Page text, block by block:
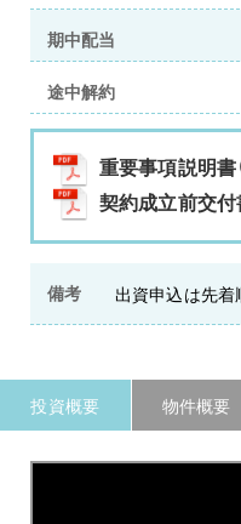
期中配当
途中解約
重要事項説明書
契約成立前交付
備考 出資申込は先着
投資概要 物件概要